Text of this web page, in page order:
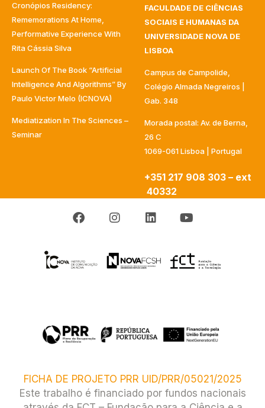
Cronópios Residency:
Rememorations At Home,
Performative Experience With
Rita Cássia Silva
Launch Of The Book “Artificial
Intelligence And Algorithms” By
Paulo Victor Melo (ICNOVA)
Mediatization In The Sciences –
Seminar
FACULDADE DE CIÊNCIAS
SOCIAIS E HUMANAS DA
UNIVERSIDADE NOVA DE
LISBOA
Campus de Campolide,
Colégio Almada Negreiros |
Gab. 348
Morada postal: Av. de Berna,
26 C
1069-061 Lisboa | Portugal
+351 217 908 303 – ext
40332
FICHA DE PROJETO PRR UID/PRR/05021/2025
Este trabalho é financiado por fundos nacionais